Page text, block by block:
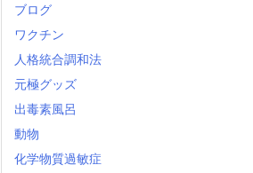
ブログ
ワクチン
人格統合調和法
元極グッズ
出毒素風呂
動物
化学物質過敏症